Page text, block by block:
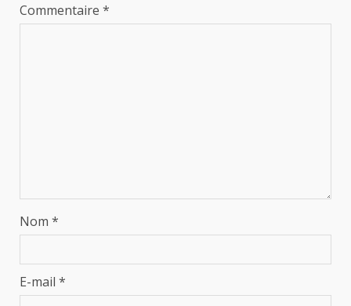
Commentaire *
Nom *
E-mail *